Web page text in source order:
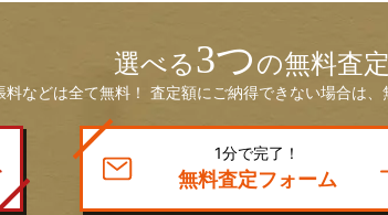
選べる3つの無料査定
などは全て無料！ 査定額にご納得できない場合は
1分で完了！
無料査定フォーム